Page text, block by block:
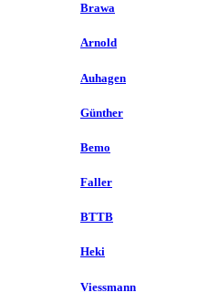
Brawa
Arnold
Auhagen
Günther
Bemo
Faller
BTTB
Heki
Viessmann